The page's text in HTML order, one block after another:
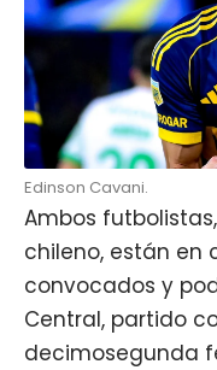
Edinson Cavani.
Ambos
chileno, están en
convocados y
Central, partido
decimosegunda